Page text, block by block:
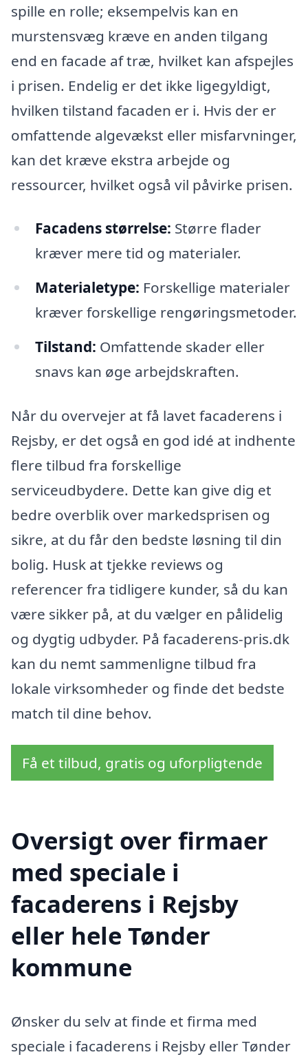
spille en rolle; eksempelvis kan en
murstensvæg kræve en anden tilgang
end en facade af træ, hvilket kan afspejles
i prisen. Endelig er det ikke ligegyldigt,
hvilken tilstand facaden er i. Hvis der er
omfattende algevækst eller misfarvninger,
kan det kræve ekstra arbejde og
ressourcer, hvilket også vil påvirke prisen.
Facadens størrelse: Større flader
kræver mere tid og materialer.
Materialetype: Forskellige materialer
kræver forskellige rengøringsmetoder.
Tilstand: Omfattende skader eller
snavs kan øge arbejdskraften.
Når du overvejer at få lavet facaderens i
Rejsby, er det også en god idé at indhente
flere tilbud fra forskellige
serviceudbydere. Dette kan give dig et
bedre overblik over markedsprisen og
sikre, at du får den bedste løsning til din
bolig. Husk at tjekke reviews og
referencer fra tidligere kunder, så du kan
være sikker på, at du vælger en pålidelig
og dygtig udbyder. På facaderens-pris.dk
kan du nemt sammenligne tilbud fra
lokale virksomheder og finde det bedste
match til dine behov.
Få et tilbud, gratis og uforpligtende
Oversigt over firmaer
med speciale i
facaderens i Rejsby
eller hele Tønder
kommune
Ønsker du selv at finde et firma med
speciale i facaderens i Rejsby eller Tønder